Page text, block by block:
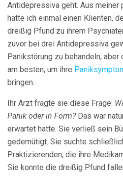
Antidepressiva geht. Aus meiner
hatte ich einmal einen Klienten,
dreißig Pfund zu ihrem
zuvor bei drei Antidepressiva
Panikstörung zu behandeln,
am besten, um ihre
bringen.
Ihr Arzt fragte sie diese Frage:
Panik oder in Form?Das war
erwartet hatte. Sie verließ sein
gedemütigt. Sie suchte
Praktizierenden, die ihre
Sie konnte die dreißig Pfund